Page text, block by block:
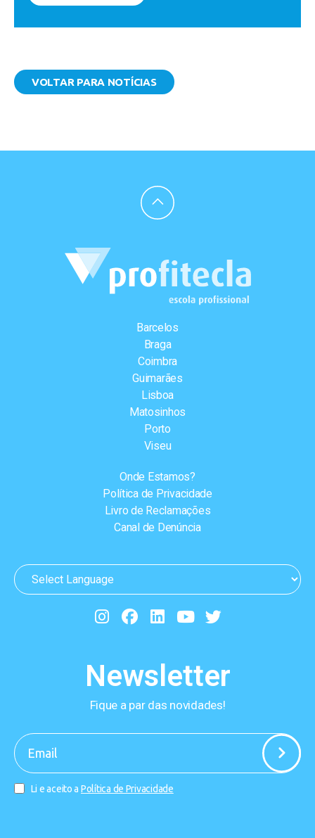
VOLTAR PARA NOTÍCIAS
Barcelos
Braga
Coimbra
Guimarães
Lisboa
Matosinhos
Porto
Viseu
Onde Estamos?
Política de Privacidade
Livro de Reclamações
Canal de Denúncia
Newsletter
Fique a par das novidades!
Li e aceito a Política de Privacidade
-